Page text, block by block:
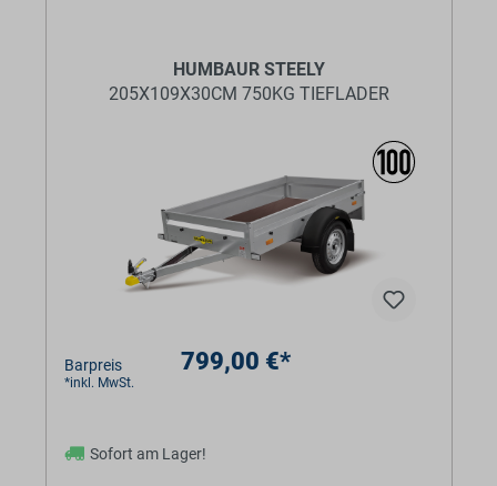
HUMBAUR STEELY
205X109X30CM 750KG TIEFLADER
Barpreis 799,00 €*
*inkl. MwSt.
Sofort am Lager!